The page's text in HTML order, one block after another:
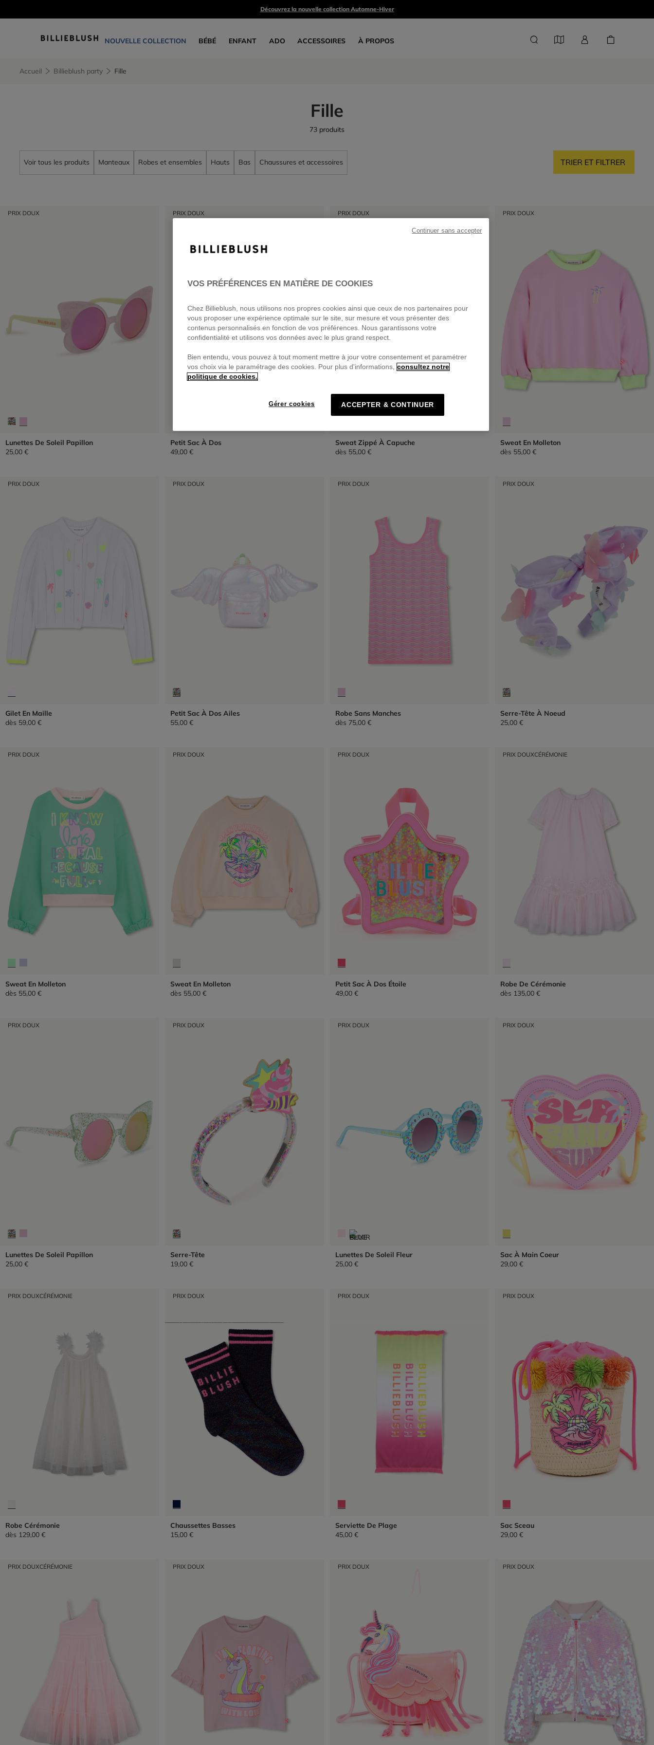
Découvrez la nouvelle collection Automne-Hiver
NOUVELLE COLLECTION BÉBÉ ENFANT ADO ACCESSOIRES À PROPOS
Accueil Billieblush party Fille
Fille
73 produits
Voir tous les produits Manteaux Robes et ensembles Hauts Bas Chaussures et accessoires TRIER ET FILTRER
PRIX DOUX
Lunettes De Soleil Papillon
25,00 €
PRIX DOUX
Petit Sac À Dos
49,00 €
PRIX DOUX
Sweat Zippé À Capuche
dès 55,00 €
PRIX DOUX
Sweat En Molleton
dès 55,00 €
PRIX DOUX
Gilet En Maille
dès 59,00 €
PRIX DOUX
Petit Sac À Dos Ailes
55,00 €
PRIX DOUX
Robe Sans Manches
dès 75,00 €
PRIX DOUX
Serre-Tête À Noeud
25,00 €
PRIX DOUX
Sweat En Molleton
dès 55,00 €
PRIX DOUX
Sweat En Molleton
dès 55,00 €
PRIX DOUX
Petit Sac À Dos Étoile
49,00 €
PRIX DOUXCÉRÉMONIE
Robe De Cérémonie
dès 135,00 €
PRIX DOUX
Lunettes De Soleil Papillon
25,00 €
PRIX DOUX
Serre-Tête
19,00 €
PRIX DOUX
Lunettes De Soleil Fleur
25,00 €
PRIX DOUX
Sac À Main Coeur
29,00 €
PRIX DOUXCÉRÉMONIE
Robe Cérémonie
dès 129,00 €
PRIX DOUX
Chaussettes Basses
15,00 €
PRIX DOUX
Serviette De Plage
45,00 €
PRIX DOUX
Sac Sceau
29,00 €
PRIX DOUXCÉRÉMONIE PRIX DOUX PRIX DOUX PRIX DOUX
VOS PRÉFÉRENCES EN MATIÈRE DE COOKIES
Chez Billieblush, nous utilisons nos propres cookies ainsi que ceux de nos partenaires pour
vous proposer une expérience optimale sur le site, sur mesure et vous présenter des
contenus personnalisés en fonction de vos préférences. Nous garantissons votre
confidentialité et utilisons vos données avec le plus grand respect.
Bien entendu, vous pouvez à tout moment mettre à jour votre consentement et paramétrer
vos choix via le paramétrage des cookies. Pour plus d'informations, consultez notre
politique de cookies.
Gérer cookies ACCEPTER & CONTINUER
Continuer sans accepter